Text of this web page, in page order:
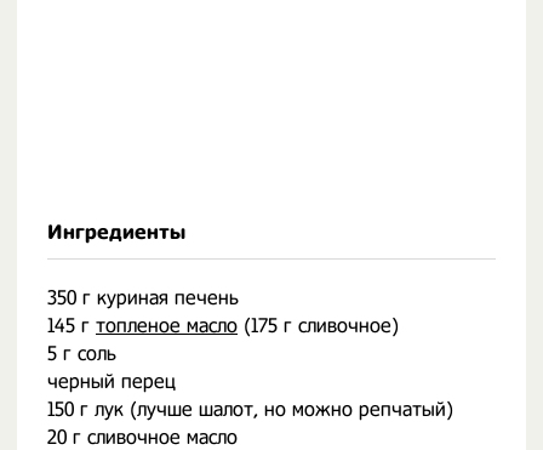
Ингредиенты
350 г куриная печень
145 г топленое масло (175 г сливочное)
5 г соль
черный перец
150 г лук (лучше шалот, но можно репчатый)
20 г сливочное масло